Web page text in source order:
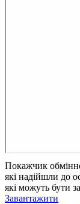
Покажчик
які надійшли до
які можуть бути
Завантажити